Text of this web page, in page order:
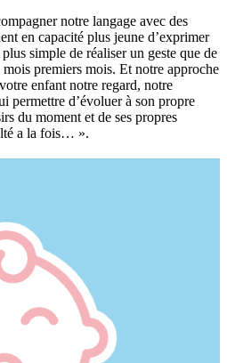
notre langage avec des
en capacité plus jeune d’exprimer
simple de réaliser un geste que de
premiers mois. Et notre approche
enfant notre regard, notre
permettre d’évoluer à son propre
du moment et de ses propres
a la fois… ».